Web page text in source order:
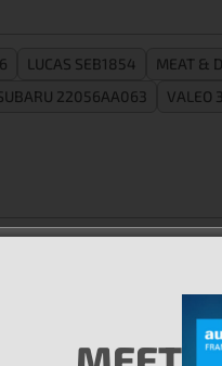
LUCAS SEB1854 MEAT &
22056AA063 VALEO